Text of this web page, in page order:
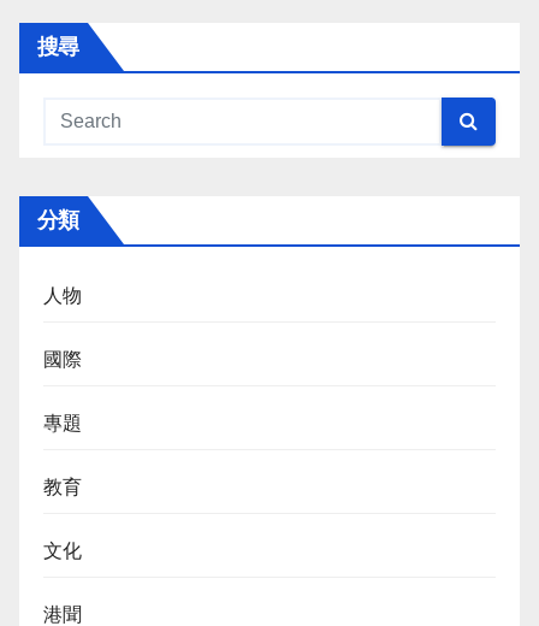
搜尋
分類
人物
國際
專題
教育
文化
港聞